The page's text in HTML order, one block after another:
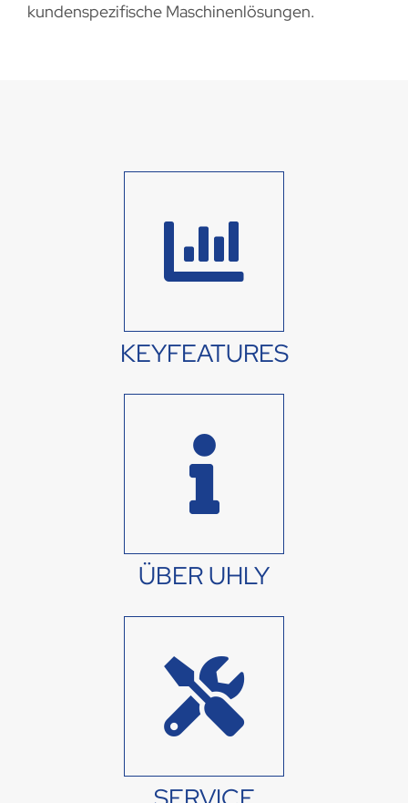
kundenspezifische Maschinenlösungen.
KEYFEATURES
ÜBER UHLY